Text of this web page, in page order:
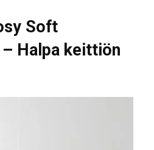
Soft
Halpa keittiön